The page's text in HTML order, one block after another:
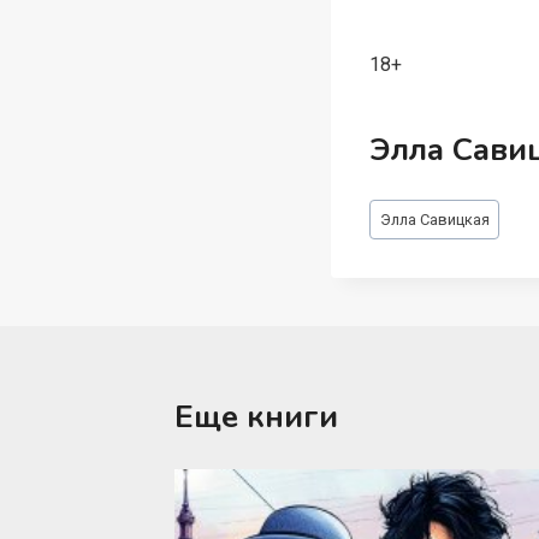
18+
Элла
Метки
записи:
Элла Савицкая
Еще книги